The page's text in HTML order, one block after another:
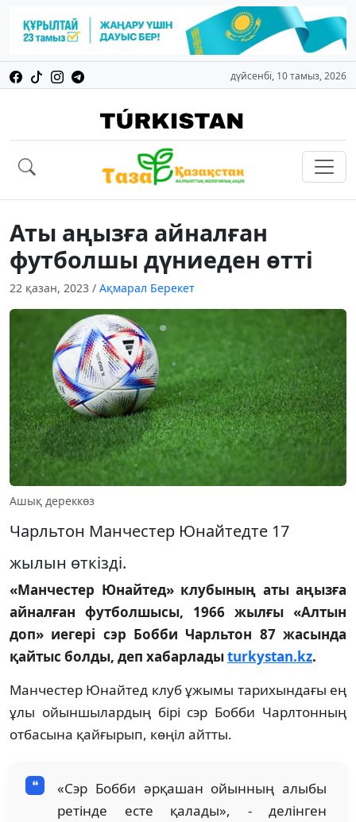
дүйсенбі, 10 тамыз, 2026
Аты аңызға айналған
футболшы дүниеден өтті
22 қазан, 2023 / Ақмарал Берекет
Ашық дереккөз
Чарльтон Манчестер Юнайтедте 17
жылын өткізді.
«Манчестер Юнайтед» клубының аты аңызға
айналған футболшысы, 1966 жылғы «Алтын
доп» иегері сэр Бобби Чарльтон 87 жасында
қайтыс болды, деп хабарладыturkystan.kz.
Манчестер Юнайтед клуб ұжымы тарихындағы ең
ұлы ойыншылардың бірі сэр Бобби Чарлтонның
отбасына қайғырып, көңіл айтты.
«Сэр Бобби әрқашан ойынның алыбы
ретінде есте қалады», - делінген